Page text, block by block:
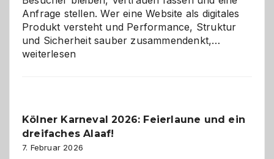
Anfrage stellen. Wer eine Website als digitales
Produkt versteht und Performance, Struktur
und Sicherheit sauber zusammendenkt,…
geworden
weiterlesen
Kölner Karneval 2026: Feierlaune und ein
dreifaches Alaaf!
7. Februar 2026